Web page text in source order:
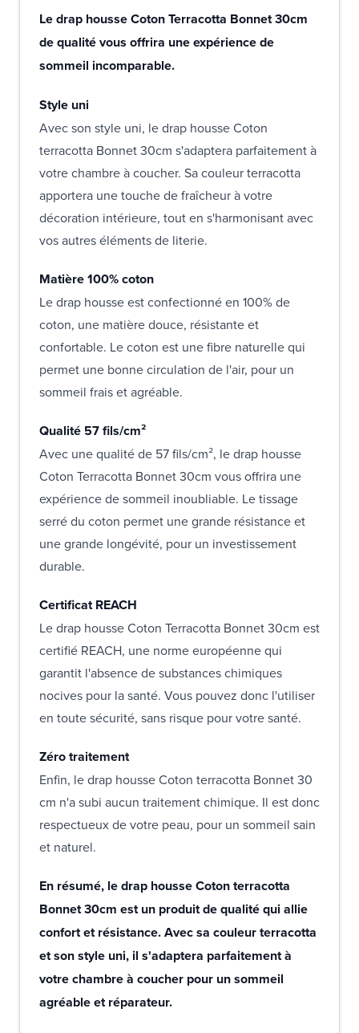
Le drap housse Coton Terracotta Bonnet 30cm
de qualité vous offrira une expérience de
sommeil incomparable.
Style uni
Avec son style uni, le drap housse Coton
terracotta Bonnet 30cm s'adaptera parfaitement à
votre chambre à coucher. Sa couleur terracotta
apportera une touche de fraîcheur à votre
décoration intérieure, tout en s'harmonisant avec
vos autres éléments de literie.
Matière 100% coton
Le drap housse est confectionné en 100% de
coton, une matière douce, résistante et
confortable. Le coton est une fibre naturelle qui
permet une bonne circulation de l'air, pour un
sommeil frais et agréable.
Qualité 57 fils/cm²
Avec une qualité de 57 fils/cm², le drap housse
Coton Terracotta Bonnet 30cm vous offrira une
expérience de sommeil inoubliable. Le tissage
serré du coton permet une grande résistance et
une grande longévité, pour un investissement
durable.
Certificat REACH
Le drap housse Coton Terracotta Bonnet 30cm est
certifié REACH, une norme européenne qui
garantit l'absence de substances chimiques
nocives pour la santé. Vous pouvez donc l'utiliser
en toute sécurité, sans risque pour votre santé.
Zéro traitement
Enfin, le drap housse Coton terracotta Bonnet 30
cm n'a subi aucun traitement chimique. Il est donc
respectueux de votre peau, pour un sommeil sain
et naturel.
En résumé, le drap housse Coton terracotta
Bonnet 30cm est un produit de qualité qui allie
confort et résistance. Avec sa couleur terracotta
et son style uni, il s'adaptera parfaitement à
votre chambre à coucher pour un sommeil
agréable et réparateur.